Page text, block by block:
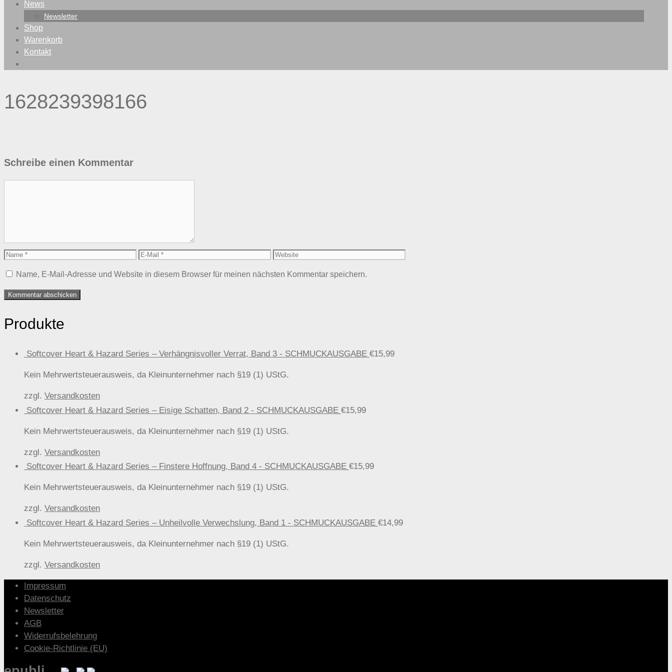
News
Newsletter
Shop
Warenkorb
Kontakt
1628239398166
Schreibe einen Kommentar
Name
E-
Website
Name, E-Mail-Adresse und Website in diesem Browser für meinen nächsten Kommentar speichern.
Produkte
Softcover Heart & Hazard Series – Verhängnisvoller Verrat, Band 3 - SCHMUCKAUSGABE €15,99
Kein Mehrwertsteuerausweis, da Kleinunternehmer nach §19 (1) UStG.
zzgl. Versandkosten
Softcover Heart & Hazard Series – Eisige Schatten, Band 2 - SCHMUCKAUSGABE €15,99
Kein Mehrwertsteuerausweis, da Kleinunternehmer nach §19 (1) UStG.
zzgl. Versandkosten
Softcover Heart & Hazard Series – Finstere Hoffnung, Band 4 - SCHMUCKAUSGABE €15,99
Kein Mehrwertsteuerausweis, da Kleinunternehmer nach §19 (1) UStG.
zzgl. Versandkosten
Softcover Heart & Hazard Series – Unheilvolle Verwechslung, Band 1 - SCHMUCKAUSGABE €14,99
Kein Mehrwertsteuerausweis, da Kleinunternehmer nach §19 (1) UStG.
zzgl. Versandkosten
Impressum
Datenschutz
Newsletter
AGB
Widerrufsbelehrung
Cookie-Richtlinie (EU)